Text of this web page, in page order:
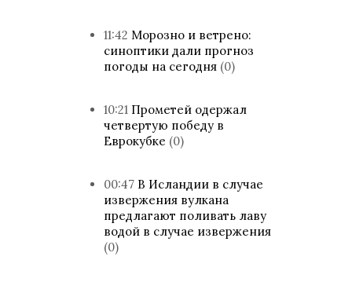
11:42 Морозно и ветрено:
синоптики дали прогноз
погоды на сегодня (0)
10:21 Прометей одержал
четвертую победу в
Еврокубке (0)
00:47 В Исландии в случае
извержения вулкана
предлагают поливать лаву
водой в случае извержения
(0)